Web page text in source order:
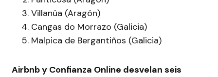
Villanúa (Aragón)
Cangas do Morrazo (Galicia)
Malpica de Bergantiños (Galicia)
Airbnb y Confianza Online desvelan seis